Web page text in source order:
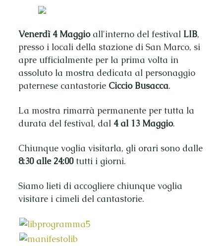
Venerdì 4 Maggioall'interno del festival LIB,
presso i locali della stazione di San Marco, si
apre ufficialmente per la prima volta in
assoluto la mostra dedicata al personaggio
paternese cantastorie Ciccio Busacca.
La mostra rimarrà permanente per tutta la
durata del festival, dal 4 al 13 Maggio.
Chiunque voglia visitarla, gli orari sono dalle
8:30 alle 24:00tutti i giorni.
Siamo lieti di accogliere chiunque voglia
visitare i cimeli del cantastorie.